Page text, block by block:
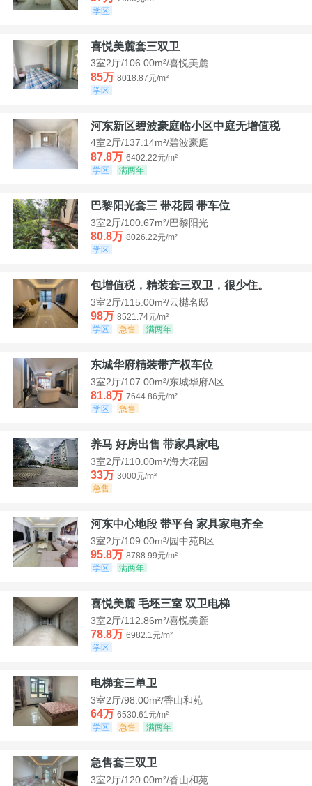
学区
喜悦美麓套三双卫
3室2厅/106.00m²/喜悦美麓
85万 8018.87元/m²
学区
河东新区碧波豪庭临小区中庭无增值税
4室2厅/137.14m²/碧波豪庭
87.8万 6402.22元/m²
学区
满两年
巴黎阳光套三 带花园 带车位
3室2厅/100.67m²/巴黎阳光
80.8万 8026.22元/m²
学区
包增值税，精装套三双卫，很少住。
3室2厅/115.00m²/云樾名邸
98万 8521.74元/m²
学区
急售 满两年
东城华府精装带产权车位
3室2厅/107.00m²/东城华府A区
81.8万 7644.86元/m²
学区
急售
养马 好房出售 带家具家电
3室2厅/110.00m²/海大花园
33万 3000元/m²
急售
河东中心地段 带平台 家具家电齐全
3室2厅/109.00m²/园中苑B区
95.8万 8788.99元/m²
学区
满两年
喜悦美麓 毛坯三室 双卫电梯
3室2厅/112.86m²/喜悦美麓
78.8万 6982.1元/m²
学区
电梯套三单卫
3室2厅/98.00m²/香山和苑
64万 6530.61元/m²
学区
急售 满两年
急售套三双卫
3室2厅/120.00m²/香山和苑